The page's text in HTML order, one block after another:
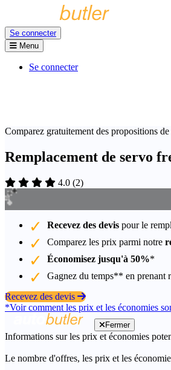
Se connecter
Menu
Se connecter
Comparez gratuitement des propositions
Remplacement de servo
4.0 (2)
Recevez des devis pour le
Comparez les prix parmi notre
Économisez jusqu'à 50%*
Gagnez du temps** en prenant
Recevez des devis
*Voir comment les prix et les économies
Fermer
Informations sur les prix et économies
Le nombre d'offres, les prix et les